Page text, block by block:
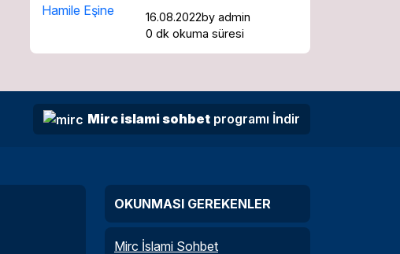
16.08.2022by admin
0 dk okuma süresi
Mirc islami sohbet programı İndir
OKUNMASI GEREKENLER
Mirc İslami Sohbet